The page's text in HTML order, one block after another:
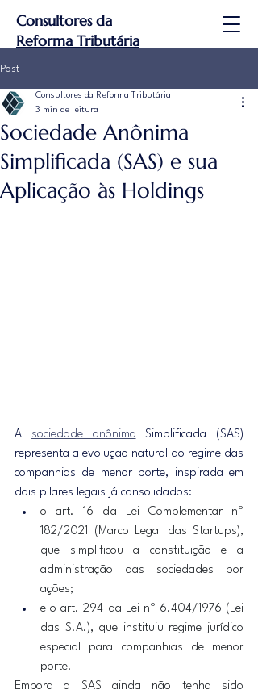
Consultores da
Reforma Tributária
Post
Sociedade Anônima
Simplificada (SAS) e sua
Aplicação às Holdings
Consultores da Reforma Tributária
3 min de leitura
A sociedade anônima Simplificada (SAS)
representa a evolução natural do regime das
companhias de menor porte, inspirada em
dois pilares legais já consolidados:
o art. 16 da Lei Complementar nº
182/2021 (Marco Legal das Startups),
que simplificou a constituição e a
administração das sociedades por
ações;
e o art. 294 da Lei nº 6.404/1976 (Lei
das S.A.), que instituiu regime jurídico
especial para companhias de menor
porte.
Embora a SAS ainda não tenha sido